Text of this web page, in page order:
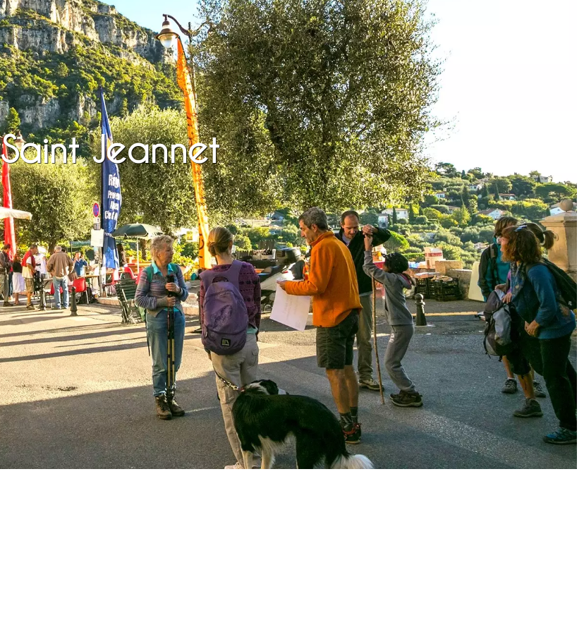
Saint Jeannet